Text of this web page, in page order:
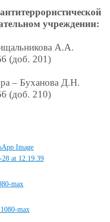
учреждении:
А.А.
(доб. 201)
– Буханова Д.Н.
(доб. 210)